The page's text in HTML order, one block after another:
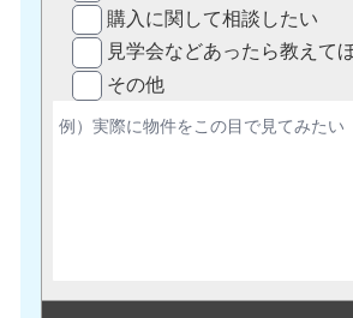
購入に関して相談したい
見学会などあったら教えて
その他